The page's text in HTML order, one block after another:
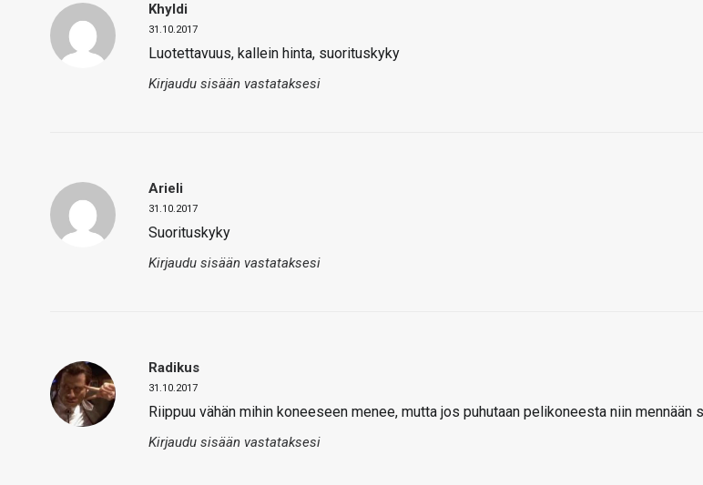
Khyldi
31.10.2017
Luotettavuus, kallein hinta, suorituskyky
Kirjaudu sisään vastataksesi
Arieli
31.10.2017
Suorituskyky
Kirjaudu sisään vastataksesi
Radikus
31.10.2017
Riippuu vähän mihin koneeseen menee, mutta jos puhutaan pelikoneesta niin mennään
Kirjaudu sisään vastataksesi